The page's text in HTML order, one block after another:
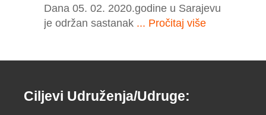
Dana 05. 02. 2020.godine u Sarajevu
je održan sastanak ... Pročitaj više
Ciljevi Udruženja/Udruge: